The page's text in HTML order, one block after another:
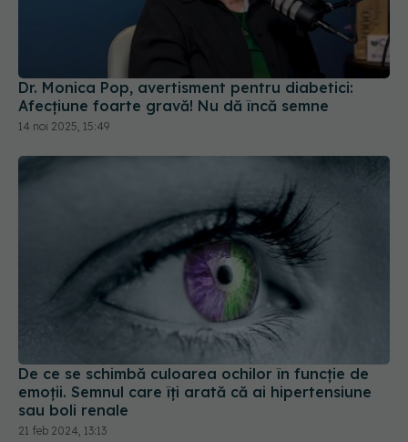
Dr. Monica Pop, avertisment pentru diabetici:
Afecțiune foarte gravă! Nu dă încă semne
14 noi 2025, 15:49
De ce se schimbă culoarea ochilor în funcție de
emoții. Semnul care îți arată că ai hipertensiune
sau boli renale
21 feb 2024, 13:13